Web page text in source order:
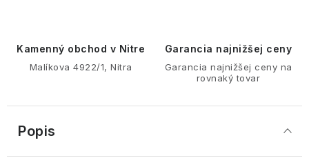
Kamenný obchod v Nitre
Malíkova 4922/1, Nitra
Garancia najnižšej ceny
Garancia najnižšej ceny na
rovnaký tovar
Popis